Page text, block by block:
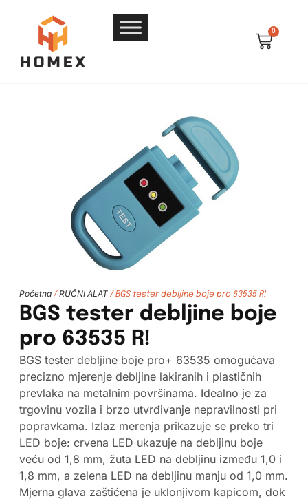
0
Početna/ RUČNI ALAT/ BGS tester debljine boje pro 63535 R!
BGS tester debljine boje
pro 63535 R!
BGS tester debljine boje pro+ 63535 omogućava
precizno mjerenje debljine lakiranih i plastičnih
prevlaka na metalnim površinama. Idealno je za
trgovinu vozila i brzo utvrđivanje nepravilnosti pri
popravkama. Izlaz merenja prikazuje se preko tri
LED boje: crvena LED ukazuje na debljinu boje
veću od 1,8 mm, žuta LED na debljinu između 1,0 i
1,8 mm, a zelena LED na debljinu manju od 1,0 mm.
Mjerna glava zaštićena je uklonjivom kapicom, dok